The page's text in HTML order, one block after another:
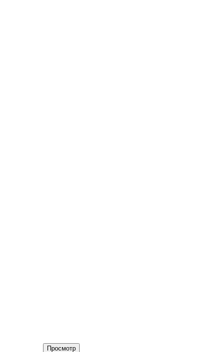
Просмотр